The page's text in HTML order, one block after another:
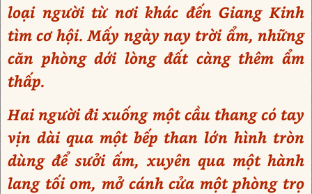
loại người từ nơi khác đến Giang Kinh
tìm cơ hội. Mấy ngày nay trời ẩm, những
căn phòng dới lòng đất càng thêm ẩm
thấp.
Hai người đi xuống một cầu thang có tay
vịn dài qua một bếp than lớn hình tròn
dùng để sưởi ấm, xuyên qua một hành
lang tối om, mở cánh cửa một phòng trọ